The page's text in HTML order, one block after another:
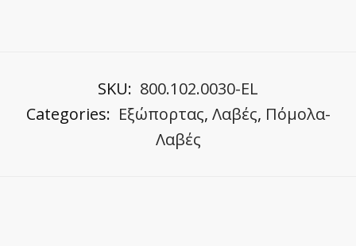
SKU: 800.102.0030-EL
Categories: Εξώπορτας, Λαβές, Πόμολα-
Λαβές